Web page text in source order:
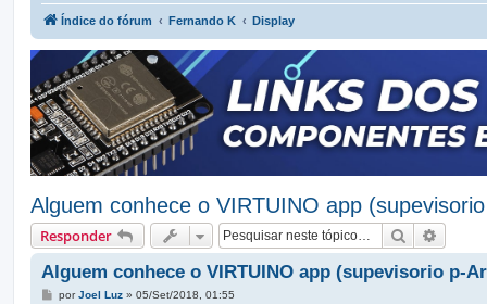
Índice do fórum Fernando K Display
Alguem conhece o VIRTUINO app
Responder Pesquisar
Alguem conhece o VIRTUINO app (supevisorio p-
MporJoel Luz» 05/Set/2018, 01:55